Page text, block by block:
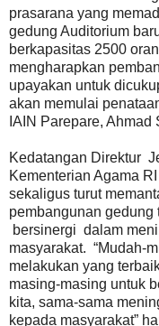
prasarana yang
gedung Auditorium
berkapasitas 2500
mengharapkan
upayakan untuk
akan memulai
IAIN Parepare, Ahmad
Kedatangan Direktur
Kementerian Agama
sekaligus turut
pembangunan gedung
bersinergi dalam
masyarakat. “Mudah-
melakukan yang
masing-masing untuk
kita, sama-sama
kepada masyarakat”